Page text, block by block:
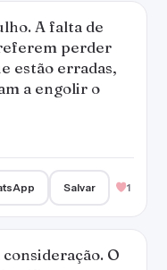
A falta de
perder
estão erradas,
a engolir o
Salvar 1
O